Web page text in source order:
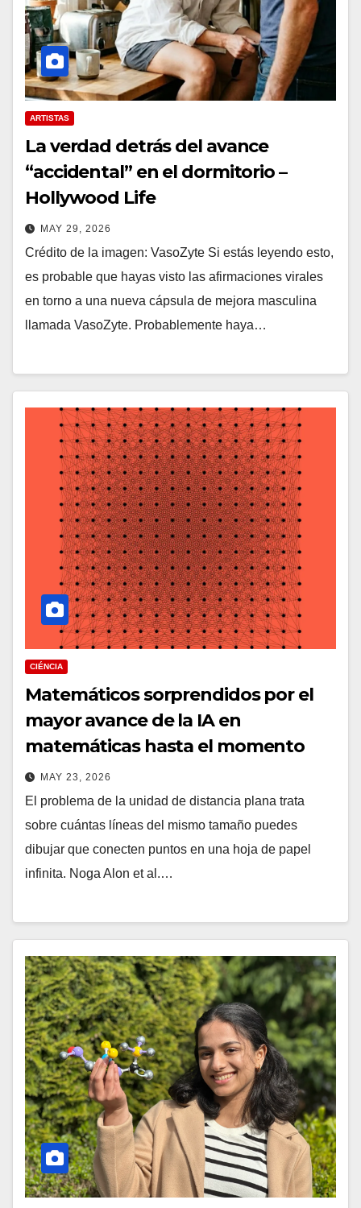
ARTISTAS
La verdad detrás del avance
“accidental” en el dormitorio –
Hollywood Life
MAY 29, 2026
Crédito de la imagen: VasoZyte Si estás leyendo esto,
es probable que hayas visto las afirmaciones virales
en torno a una nueva cápsula de mejora masculina
llamada VasoZyte. Probablemente haya…
CIÉNCIA
Matemáticos sorprendidos por el
mayor avance de la IA en
matemáticas hasta el momento
MAY 23, 2026
El problema de la unidad de distancia plana trata
sobre cuántas líneas del mismo tamaño puedes
dibujar que conecten puntos en una hoja de papel
infinita. Noga Alon et al.…